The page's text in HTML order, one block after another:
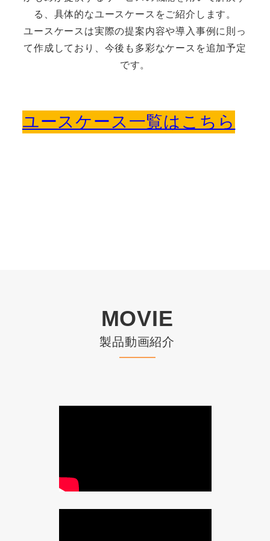
る、具体的なユースケースをご紹介します。
ユースケースは実際の提案内容や導入事例に則っ
て作成しており、今後も多彩なケースを追加予定
です。
ユースケース一覧はこちら
MOVIE
製品動画紹介